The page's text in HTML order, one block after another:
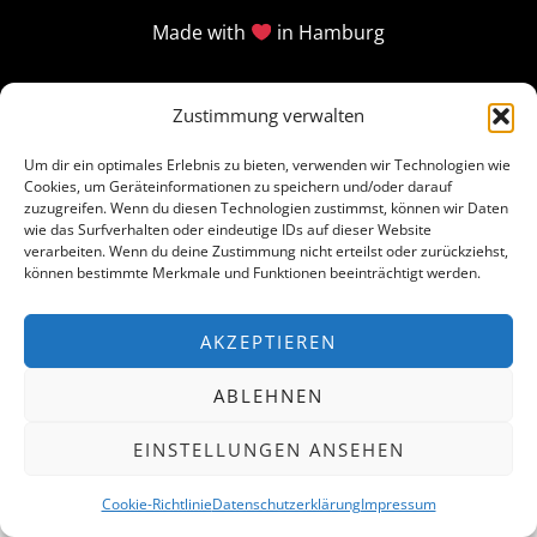
Zustimmung verwalten
Um dir ein optimales Erlebnis zu bieten, verwenden wir Technologien wie
Cookies, um Geräteinformationen zu speichern und/oder darauf
zuzugreifen. Wenn du diesen Technologien zustimmst, können wir Daten
wie das Surfverhalten oder eindeutige IDs auf dieser Website
verarbeiten. Wenn du deine Zustimmung nicht erteilst oder zurückziehst,
können bestimmte Merkmale und Funktionen beeinträchtigt werden.
AKZEPTIEREN
ABLEHNEN
EINSTELLUNGEN ANSEHEN
Cookie-RichtlinieDatenschutzerklärungImpressum
Made with in Hamburg